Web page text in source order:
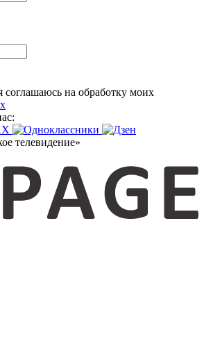
на обработку моих
телевидение»